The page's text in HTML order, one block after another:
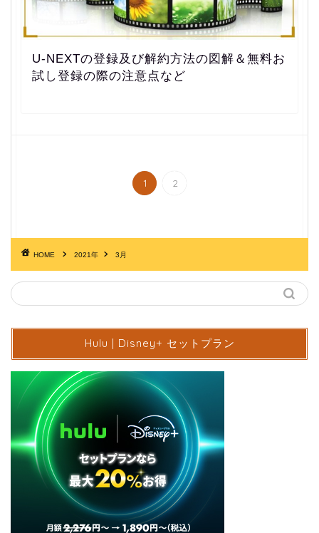
U-NEXTの登録及び解約方法の図解＆無料お
試し登録の際の注意点など
1 2
HOME 2021年 3月
Hulu | Disney+ セットプラン